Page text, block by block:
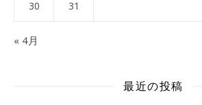
30 31
« 4月
最近の投稿